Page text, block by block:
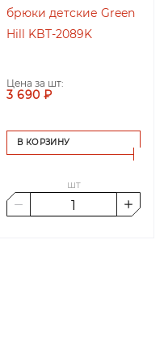
брюки детские Green
Hill KBT-2089K
Цена за шт:
3 690 ₽
В КОРЗИНУ
шт